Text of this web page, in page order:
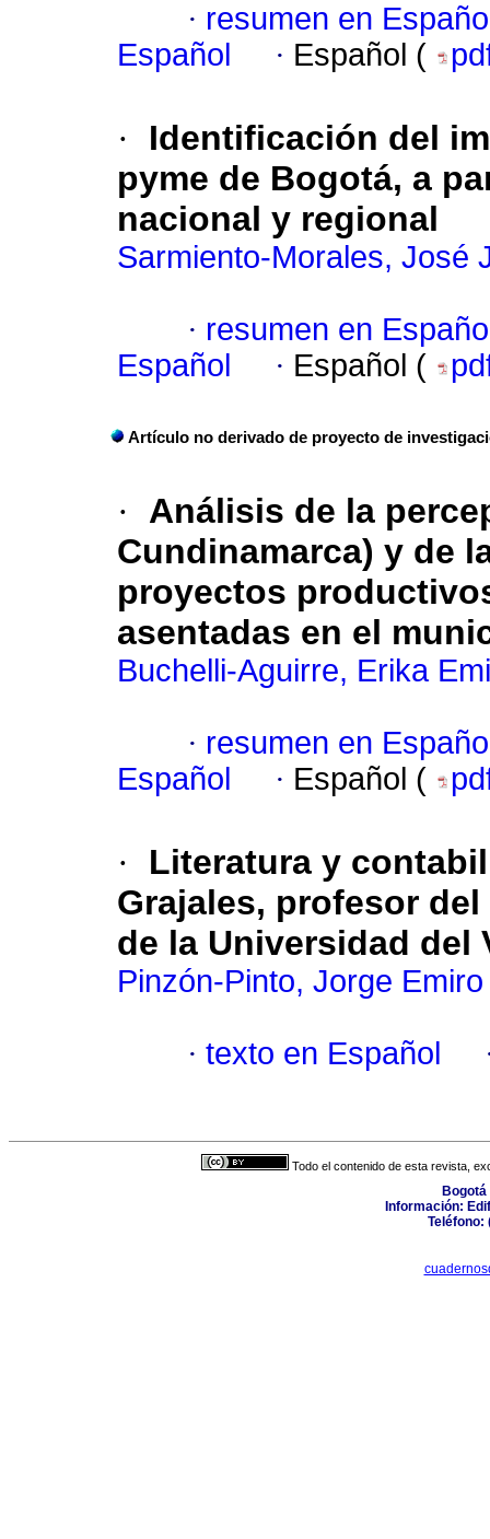
· resumen en
Español
· Español (
·
Identificación del
pyme de Bogotá, a
nacional y regional
Sarmiento-Morales, José
· resumen en
Español
· Español (
Artículo no derivado de proyecto de
·
Análisis de la
Cundinamarca) y de
proyectos
asentadas en el
Buchelli-Aguirre, Erika
· resumen en
Español
· Español (
·
Literatura y
Grajales, profesor
de la Universidad del
Pinzón-Pinto, Jorge Emiro
· texto en Español
Todo el contenido de esta revista,
Bogotá
Información:
Teléfono: